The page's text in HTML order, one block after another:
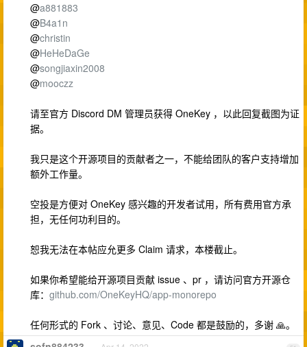
@a881883
@B4a1n
@christin
@HeHeDaGe
@songjiaxin2008
@mooczz
请至官方 Discord DM 管理员获得 OneKey ，以此回复截图为证
据。
我只是这个开源项目的贡献者之一，不能给团队的客户支持增加
额外工作量。
空投是方便对 OneKey 感兴趣的开发者试用，所有费用官方承
担，无任何功利目的。
恕我无法在本帖应允更多 Claim 请求，本楼截止。
如果你希望能给开源项目贡献 issue 、pr ，请访问官方开源仓
库： github.com/OneKeyHQ/app-monorepo
任何形式的 Fork 、讨论、意见、Code 都是鼓励的，多谢 🙏。